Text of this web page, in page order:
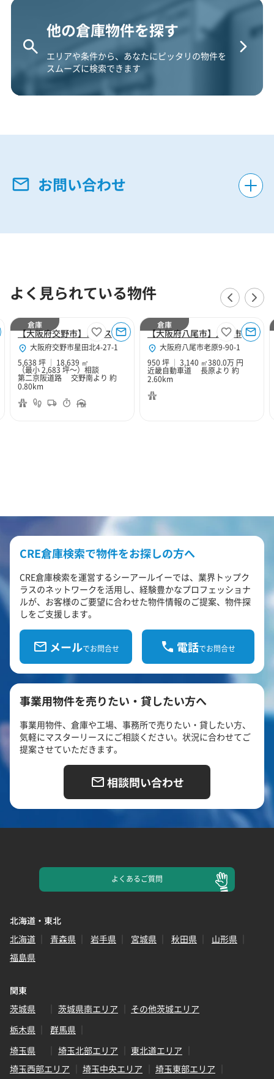
他の倉庫物件を探す
エリアや条件から、あなたにピッタリの物件を
スムーズに検索できます
お問い合わせ
よく見られている物件
【大阪府交野市】ロジスクエア大阪交野
大阪府交野市星田北4-27-1
5,638 坪
18,639 ㎡
（最小 2,683 坪～） 相談
第二京阪道路 交野南より 約
0.80km
倉庫
【大阪府八尾市】八尾市老原9丁目950坪倉庫
大阪府八尾市老原9-90-1
950 坪
3,140 ㎡380.0万 円
近畿自動車道 長原より 約
2.60km
倉庫
CRE倉庫検索で物件をお探しの方へ
CRE倉庫検索を運営するシーアールイーでは、業界トップク
ラスのネットワークを活用し、経験豊かなプロフェッショナ
ルが、お客様のご要望に合わせた物件情報のご提案、物件探
しをご支援します。
メールでお問合せ 電話でお問合せ
事業用物件を売りたい・貸したい方へ
事業用物件、倉庫や工場、事務所で売りたい・貸したい方、
気軽にマスターリースにご相談ください。状況に合わせてご
提案させていただきます。
相談問い合わせ
よくあるご質問
北海道・東北
北海道
青森県 岩手県 宮城県 秋田県
山形県
福島県
関東
茨城県
茨城県南エリア
その他茨城エリア
栃木県
群馬県
埼玉県
埼玉北部エリア
東北道エリア
埼玉西部エリア
埼玉中央エリア
埼玉東部エリア